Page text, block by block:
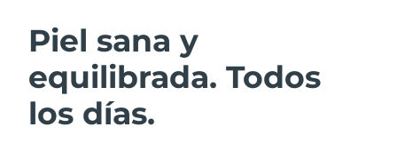
Piel sana y
equilibrada. Todos
los días.
Limpieza facial
Austria
Baréin Entrega prevista
Bélgica